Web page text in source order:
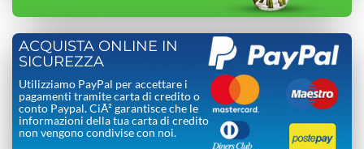
ACQUISTA ONLINE IN
SICUREZZA
Utilizziamo PayPal per accettare i
pagamenti tramite carta di credito o
conto Paypal. CiÃ² garantisce che le
informazioni della tua carta di credito
non vengono condivise con noi.